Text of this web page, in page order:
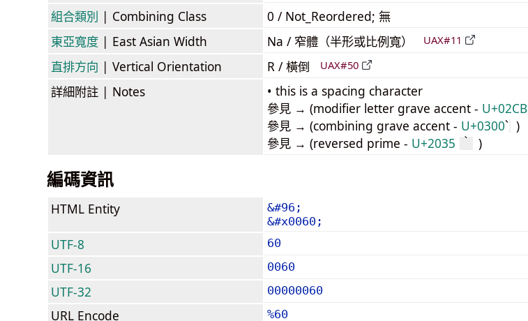
組合類別 | Combining Class
0 / Not_Reordered; 無
東亞寬度 | East Asian Width Na / 窄體（半形或比例寬） UAX#11
直排方向 | Vertical Orientation R / 橫倒 UAX#50
詳細附註 | Notes
• this is a spacing character
參見 → (modifier letter grave accent - U+02CB
參見 → (combining grave accent - U+0300
)
參見 → (reversed prime - U+2035 )
編碼資訊
HTML Entity
&#96;
&#x0060;
UTF-8 60
UTF-16 0060
UTF-32 00000060
URL Encode %60